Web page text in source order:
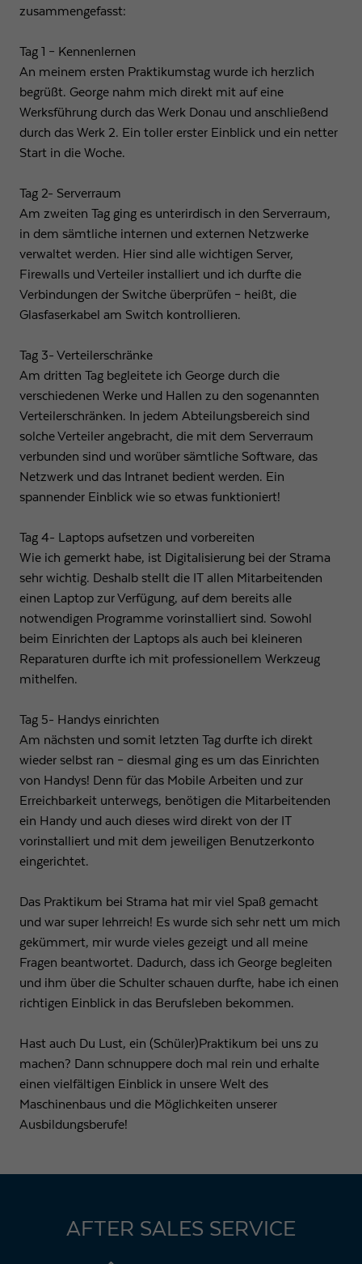
zusammengefasst:
Tag 1 – Kennenlernen
An meinem ersten Praktikumstag wurde ich herzlich
begrüßt. George nahm mich direkt mit auf eine
Werksführung durch das Werk Donau und anschließend
durch das Werk 2. Ein toller erster Einblick und ein netter
Start in die Woche.
Tag 2- Serverraum
Am zweiten Tag ging es unterirdisch in den Serverraum,
in dem sämtliche internen und externen Netzwerke
verwaltet werden. Hier sind alle wichtigen Server,
Firewalls und Verteiler installiert und ich durfte die
Verbindungen der Switche überprüfen – heißt, die
Glasfaserkabel am Switch kontrollieren.
Tag 3- Verteilerschränke
Am dritten Tag begleitete ich George durch die
verschiedenen Werke und Hallen zu den sogenannten
Verteilerschränken. In jedem Abteilungsbereich sind
solche Verteiler angebracht, die mit dem Serverraum
verbunden sind und worüber sämtliche Software, das
Netzwerk und das Intranet bedient werden. Ein
spannender Einblick wie so etwas funktioniert!
Tag 4- Laptops aufsetzen und vorbereiten
Wie ich gemerkt habe, ist Digitalisierung bei der Strama
sehr wichtig. Deshalb stellt die IT allen Mitarbeitenden
einen Laptop zur Verfügung, auf dem bereits alle
notwendigen Programme vorinstalliert sind. Sowohl
beim Einrichten der Laptops als auch bei kleineren
Reparaturen durfte ich mit professionellem Werkzeug
mithelfen.
Tag 5- Handys einrichten
Am nächsten und somit letzten Tag durfte ich direkt
wieder selbst ran – diesmal ging es um das Einrichten
von Handys! Denn für das Mobile Arbeiten und zur
Erreichbarkeit unterwegs, benötigen die Mitarbeitenden
ein Handy und auch dieses wird direkt von der IT
vorinstalliert und mit dem jeweiligen Benutzerkonto
eingerichtet.
Das Praktikum bei Strama hat mir viel Spaß gemacht
und war super lehrreich! Es wurde sich sehr nett um mich
gekümmert, mir wurde vieles gezeigt und all meine
Fragen beantwortet. Dadurch, dass ich George begleiten
und ihm über die Schulter schauen durfte, habe ich einen
richtigen Einblick in das Berufsleben bekommen.
Hast auch Du Lust, ein (Schüler)Praktikum bei uns zu
machen? Dann schnuppere doch mal rein und erhalte
einen vielfältigen Einblick in unsere Welt des
Maschinenbaus und die Möglichkeiten unserer
Ausbildungsberufe!
AFTER SALES SERVICE